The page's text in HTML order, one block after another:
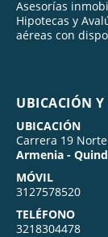
Asesorías
Hipotecas y
aéreas con
UBICACIÓN Y
UBICACIÓN
Carrera 19
Armenia -
MÓVIL
3127578520
TELÉFONO
3218304478